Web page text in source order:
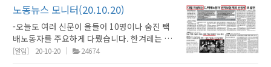
문과 한겨레가 6면에 보도한데 이어 중앙일보도
14면에 보도하는 등 여러 신문이 보도했습니다.
문재인 대통령은 국무회의를 주재하며 잇단 택
배노동자 죽음에 조속한 대책마련을 촉구했습니
다.(경향신문 1면) 정부부처가 대통령 지시를 얼
노동뉴스 모니터(20.10.20)
-오늘도 여러 신문이 올들어 10명이나 숨진 택
배노동자를 주요하게 다뤘습니다. 한겨레는 숨
진 택배노동자에게 시민들 ‘연대’가 몰린다는 내
[알림] 20-10-20 24674